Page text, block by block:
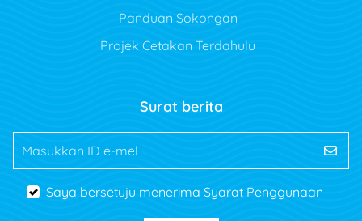
Panduan Sokongan
Projek Cetakan Terdahulu
Surat berita
Masukkan ID e-mel
Saya bersetuju menerima Syarat Penggunaan